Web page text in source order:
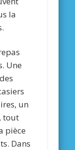
la
Une
un
tout
pièce
Dans